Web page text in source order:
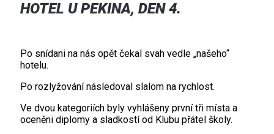
HOTEL U PEKINA, DEN 4.
Po snídani na nás opět čekal svah vedle „našeho“
hotelu.
Po rozlyžování následoval slalom na rychlost.
Ve dvou kategoriích byly vyhlášeny první tři místa a
oceněni diplomy a sladkostí od Klubu přátel školy.